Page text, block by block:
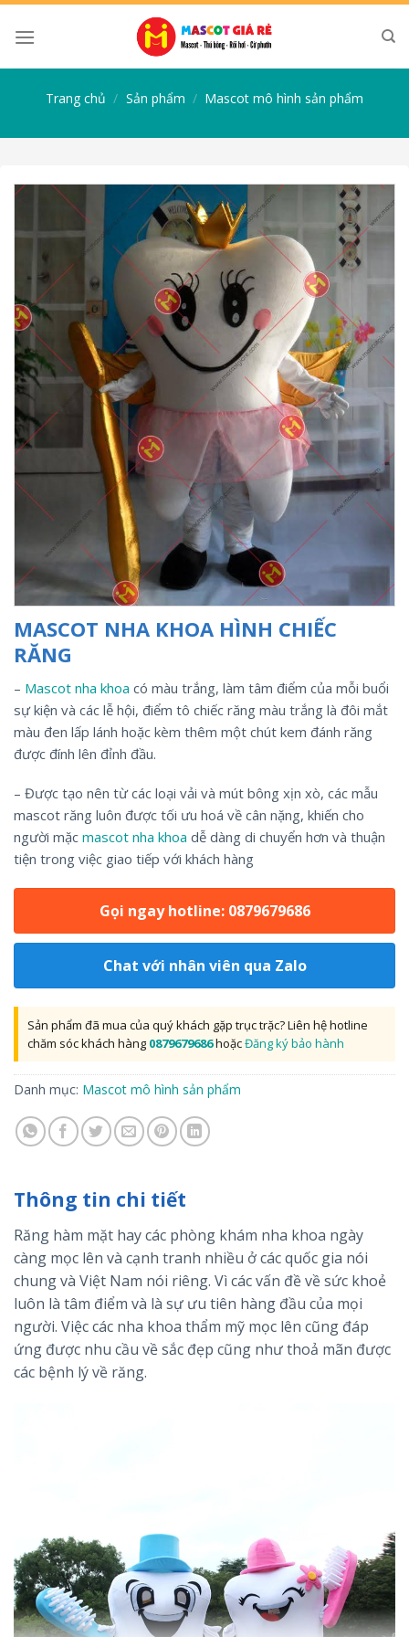
Skip
Trang chủ / Sản phẩm / Mascot mô hình sản phẩm
MASCOT NHA KHOA HÌNH CHIẾC
RĂNG
– Mascot nha khoa có màu trắng, làm tâm điểm của mỗi buổi
sự kiện và các lễ hội, điểm tô chiếc răng màu trắng là đôi mắt
màu đen lấp lánh hoặc kèm thêm một chút kem đánh răng
được đính lên đỉnh đầu.
– Được tạo nên từ các loại vải và mút bông xịn xò, các mẫu
mascot răng luôn được tối ưu hoá về cân nặng, khiến cho
người mặc mascot nha khoa dễ dàng di chuyển hơn và thuận
tiện trong việc giao tiếp với khách hàng
Gọi ngay hotline: 0879679686
Chat với nhân viên qua Zalo
Sản phẩm đã mua của quý khách gặp trục trặc? Liên hệ hotline
chăm sóc khách hàng 0879679686hoặcĐăng ký bảo hành
Danh mục: Mascot mô hình sản phẩm
Thông tin chi tiết
Răng hàm mặt hay các phòng khám nha khoa ngày
càng mọc lên và cạnh tranh nhiều ở các quốc gia nói
chung và Việt Nam nói riêng. Vì các vấn đề về sức khoẻ
luôn là tâm điểm và là sự ưu tiên hàng đầu của mọi
người. Việc các nha khoa thẩm mỹ mọc lên cũng đáp
ứng được nhu cầu về sắc đẹp cũng như thoả mãn được
các bệnh lý về răng.